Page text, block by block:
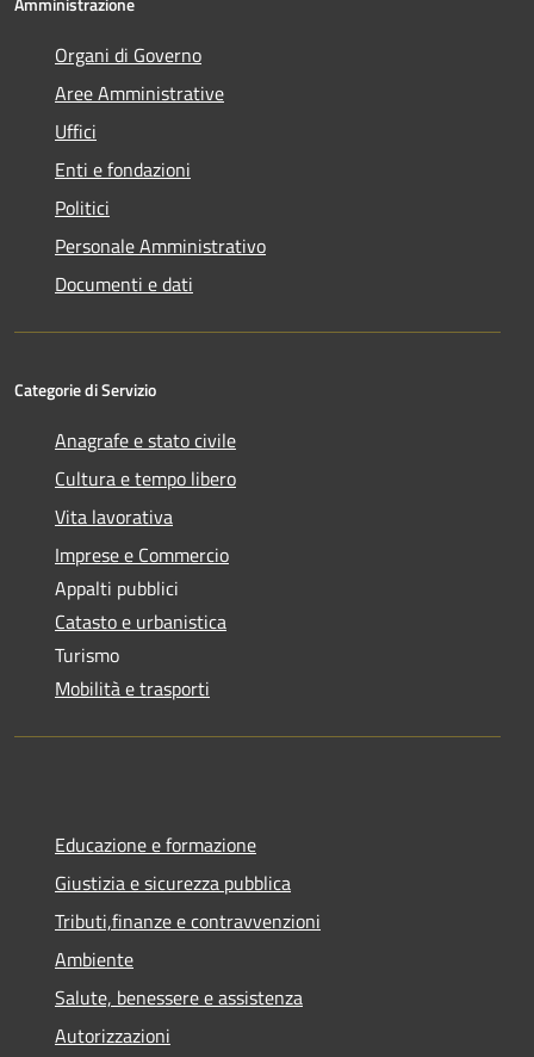
Organi di Governo
Aree Amministrative
Uffici
Enti e fondazioni
Politici
Personale Amministrativo
Documenti e dati
Categorie di Servizio
Anagrafe e stato civile
Cultura e tempo libero
Vita lavorativa
Imprese e Commercio
Appalti pubblici
Catasto e urbanistica
Turismo
Mobilità e trasporti
Educazione e formazione
Giustizia e sicurezza pubblica
Tributi,finanze e contravvenzioni
Ambiente
Salute, benessere e assistenza
Autorizzazioni